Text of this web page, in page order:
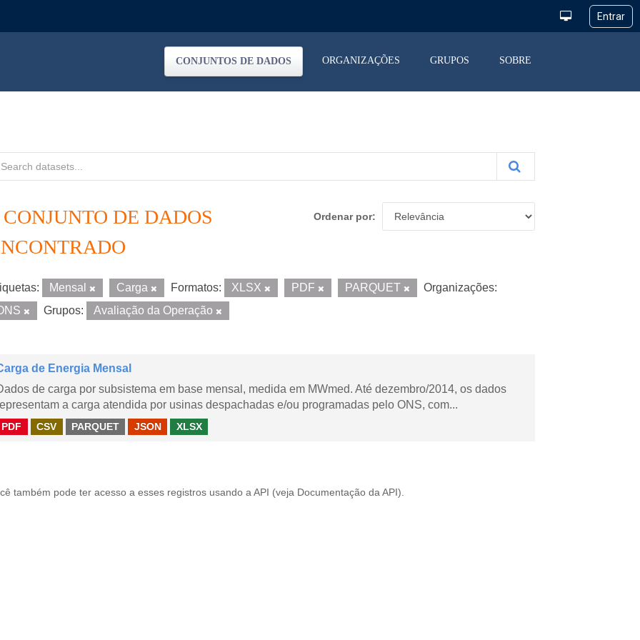
CONJUNTOS DE DADOS ORGANIZAÇÕES GRUPOS SOBRE
Ordenar por
CONJUNTO DE DADOS
Mensal Carga Formatos: XLSX PDF PARQUET
Organizações:
Grupos: Avaliação da Operação
de Energia Mensal
de carga por subsistema em base mensal, medida em MWmed. Até dezembro/2014, os dados
a carga atendida por usinas despachadas e/ou programadas pelo ONS, com...
PDF CSV PARQUET JSON XLSX
também pode ter acesso a esses registros usando a API (veja Documentação da API ).